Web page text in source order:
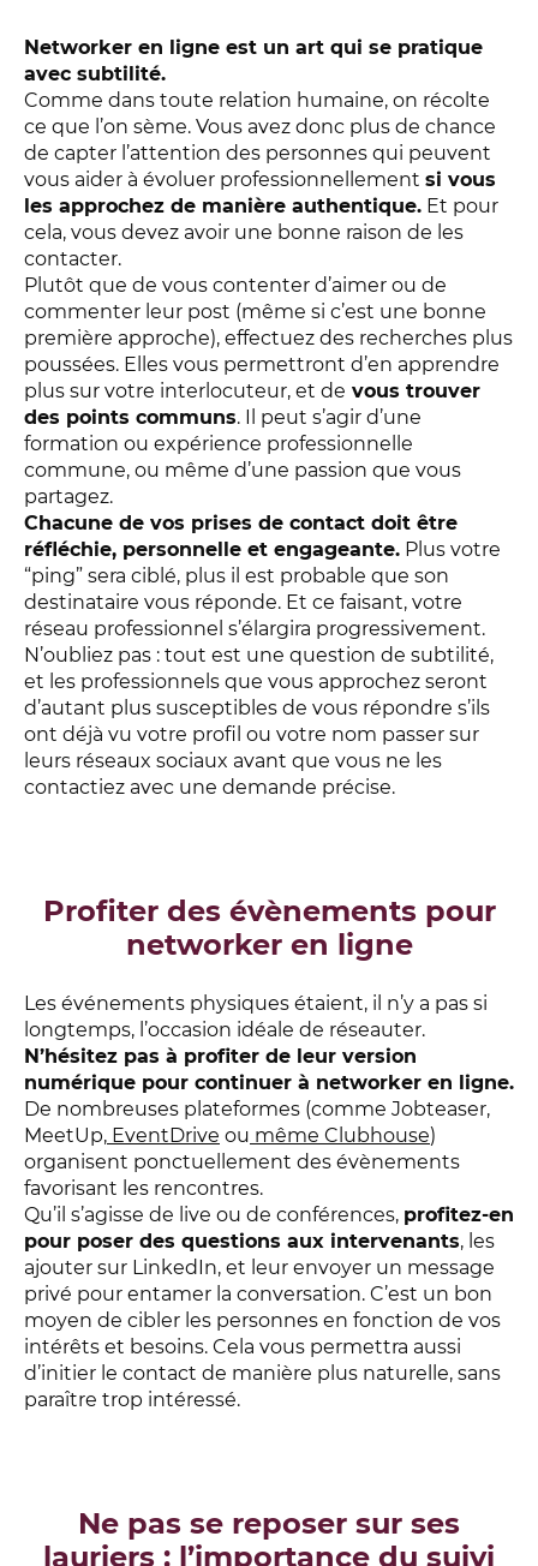
Networker en ligne est un art qui se pratique
avec subtilité.
Comme dans toute relation humaine, on récolte
ce que l’on sème. Vous avez donc plus de chance
de capter l’attention des personnes qui peuvent
vous aider à évoluer professionnellement si vous
les approchez de manière authentique. Et pour
cela, vous devez avoir une bonne raison de les
contacter.
Plutôt que de vous contenter d’aimer ou de
commenter leur post (même si c’est une bonne
première approche), effectuez des recherches plus
poussées. Elles vous permettront d’en apprendre
plus sur votre interlocuteur, et de vous trouver
des points communs. Il peut s’agir d’une
formation ou expérience professionnelle
commune, ou même d’une passion que vous
partagez.
Chacune de vos prises de contact doit être
réfléchie, personnelle et engageante. Plus votre
“ping” sera ciblé, plus il est probable que son
destinataire vous réponde. Et ce faisant, votre
réseau professionnel s’élargira progressivement.
N’oubliez pas : tout est une question de subtilité,
et les professionnels que vous approchez seront
d’autant plus susceptibles de vous répondre s’ils
ont déjà vu votre profil ou votre nom passer sur
leurs réseaux sociaux avant que vous ne les
contactiez avec une demande précise.
Profiter des évènements pour
networker en ligne
Les événements physiques étaient, il n’y a pas si
longtemps, l’occasion idéale de réseauter.
N’hésitez pas à profiter de leur version
numérique pour continuer à networker en ligne.
De nombreuses plateformes (comme Jobteaser,
MeetUp, EventDrive ou même Clubhouse)
organisent ponctuellement des évènements
favorisant les rencontres.
Qu’il s’agisse de live ou de conférences, profitez-en
pour poser des questions aux intervenants, les
ajouter sur LinkedIn, et leur envoyer un message
privé pour entamer la conversation. C’est un bon
moyen de cibler les personnes en fonction de vos
intérêts et besoins. Cela vous permettra aussi
d’initier le contact de manière plus naturelle, sans
paraître trop intéressé.
Ne pas se reposer sur ses
lauriers : l’importance du suivi